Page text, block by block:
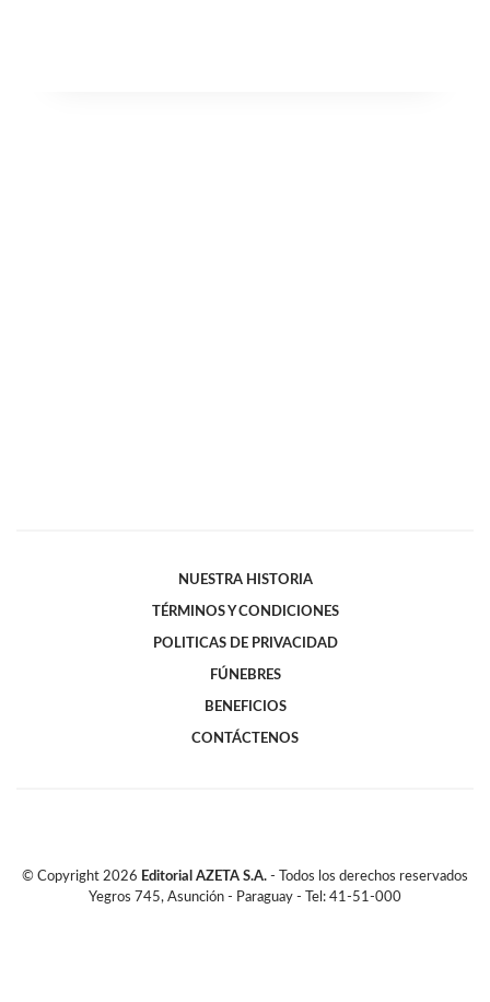
NUESTRA HISTORIA
TÉRMINOS Y CONDICIONES
POLITICAS DE PRIVACIDAD
FÚNEBRES
BENEFICIOS
CONTÁCTENOS
© Copyright 2026 Editorial AZETA S.A. - Todos los derechos reservados
Yegros 745, Asunción - Paraguay - Tel: 41-51-000